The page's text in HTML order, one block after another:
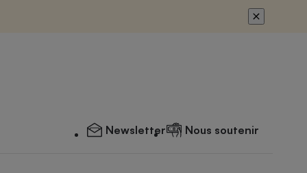
Newsletter Nous soutenir